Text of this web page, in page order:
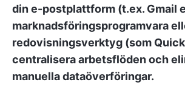
din e-postplattform (t.ex. Gmail
marknadsföringsprogramvara
redovisningsverktyg (som
centralisera arbetsflöden och
manuella dataöverföringar.